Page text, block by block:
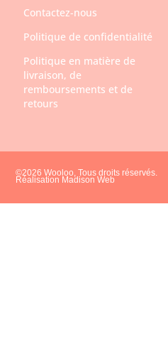
Contactez-nous
Politique de confidentialité
Politique en matière de
livraison, de
remboursements et de
retours
©2026 Wooloo, Tous droits réservés.
Réalisation Madison Web